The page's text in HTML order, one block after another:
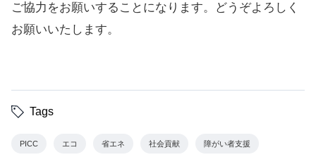
ご協力をお願いすることになります。どうぞよろしく
お願いいたします。
Tags
PICC エコ 省エネ 社会貢献 障がい者支援